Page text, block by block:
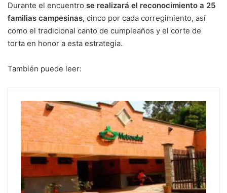
Durante el encuentro se realizará el reconocimiento a 25
familias campesinas, cinco por cada corregimiento, así
como el tradicional canto de cumpleaños y el corte de
torta en honor a esta estrategia.
También puede leer: